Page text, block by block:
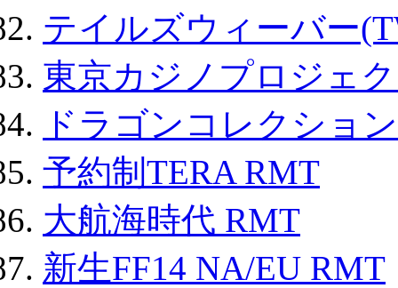
テイルズウィーバー
東京カジノプロジェ
ドラゴンコレクショ
予約制TERA RMT
大航海時代 RMT
新生FF14 NA/EU RMT